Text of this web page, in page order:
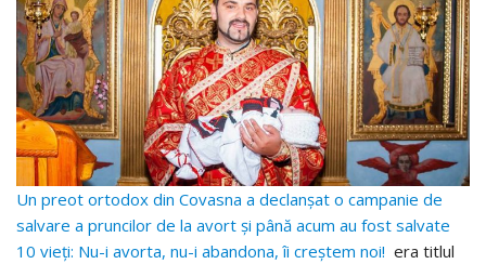
Un preot ortodox din Covasna a declanșat o campanie de
salvare a pruncilor de la avort și până acum au fost salvate
10 vieți: Nu-i avorta, nu-i abandona, îi creștem noi! era titlul